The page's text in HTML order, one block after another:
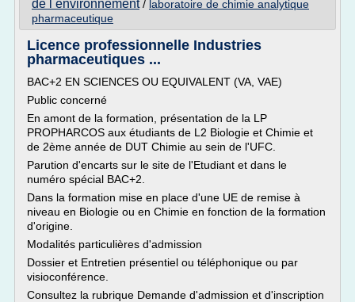
de l environnement/ laboratoire de chimie analytique
pharmaceutique
Licence professionnelle Industries
pharmaceutiques ...
BAC+2 EN SCIENCES OU EQUIVALENT (VA, VAE)
Public concerné
En amont de la formation, présentation de la LP
PROPHARCOS aux étudiants de L2 Biologie et Chimie et
de 2ème année de DUT Chimie au sein de l'UFC.
Parution d'encarts sur le site de l'Etudiant et dans le
numéro spécial BAC+2.
Dans la formation mise en place d'une UE de remise à
niveau en Biologie ou en Chimie en fonction de la formation
d'origine.
Modalités particulières d'admission
Dossier et Entretien présentiel ou téléphonique ou par
visioconférence.
Consultez la rubrique Demande d'admission et d'inscription